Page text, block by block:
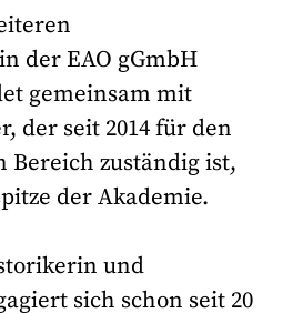
der EAO gGmbH
gemeinsam mit
der seit 2014 für den
Bereich zuständig ist,
der Akademie.
und
sich schon seit 20